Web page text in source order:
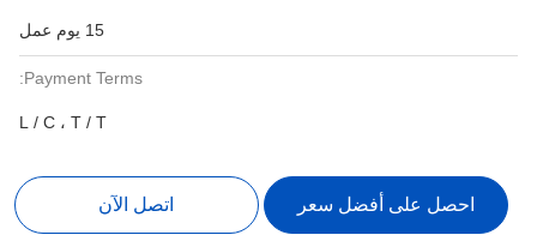
15 يوم عمل
Payment Terms:
L / C ، T / T
احصل على أفضل سعر اتصل الآن